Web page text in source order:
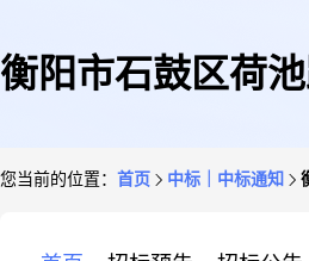
衡阳市石鼓区荷
您当前的位置： 首页 中标｜中标通知